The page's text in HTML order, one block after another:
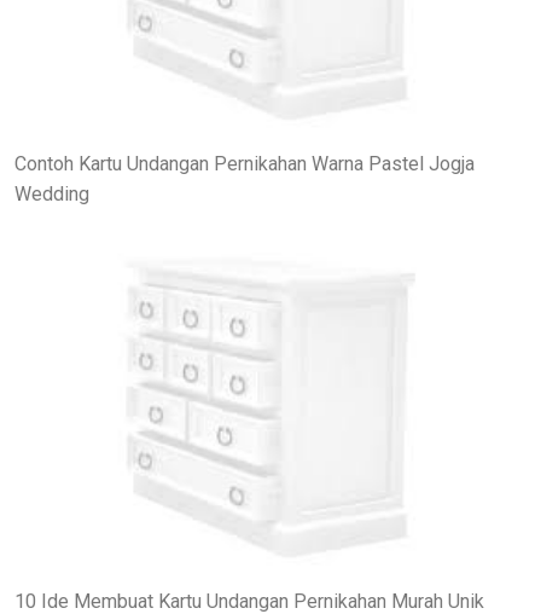
Contoh Kartu Undangan Pernikahan Warna Pastel Jogja
Wedding
10 Ide Membuat Kartu Undangan Pernikahan Murah Unik